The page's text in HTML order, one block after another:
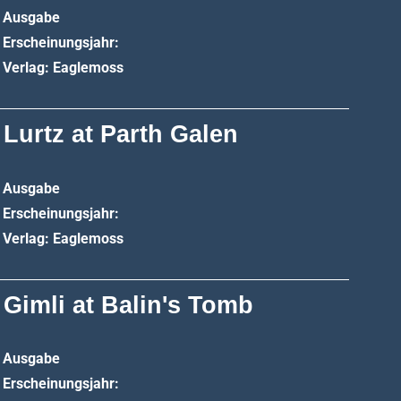
Ausgabe
Erscheinungsjahr:
Verlag: Eaglemoss
at Parth Galen
Ausgabe
Erscheinungsjahr:
Verlag: Eaglemoss
Gimli at Balin's Tomb
Ausgabe
Erscheinungsjahr: